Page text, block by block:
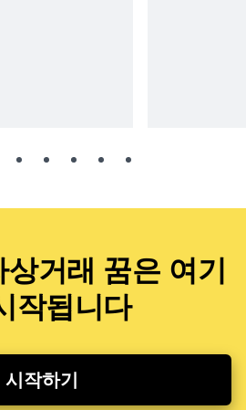
거래 꿈은 여기
작됩니다
시작하기